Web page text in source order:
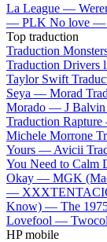
La League —
— PLK No love —
Top traduction
Traduction
Traduction Drivers
Taylor Swift
Seya — Morad
Morado — J Balvin
Traduction
Michele Morrone
Yours — Avicii
You Need to
Okay — MGK
—
Know) — The
Lovefool —
HP mobile